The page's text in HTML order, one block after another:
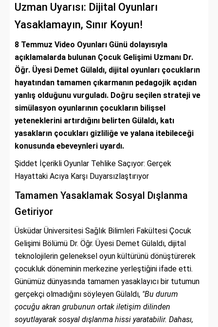
Uzman Uyarısı: Dijital Oyunları
Yasaklamayın, Sınır Koyun!
8 Temmuz Video Oyunları Günü dolayısıyla
açıklamalarda bulunan Çocuk Gelişimi Uzmanı Dr.
Öğr. Üyesi Demet Gülaldı, dijital oyunları çocukların
hayatından tamamen çıkarmanın pedagojik açıdan
yanlış olduğunu vurguladı. Doğru seçilen strateji ve
simülasyon oyunlarının çocukların bilişsel
yeteneklerini artırdığını belirten Gülaldı, katı
yasakların çocukları gizliliğe ve yalana itebileceği
konusunda ebeveynleri uyardı.
Şiddet İçerikli Oyunlar Tehlike Saçıyor: Gerçek
Hayattaki Acıya Karşı Duyarsızlaştırıyor
Tamamen Yasaklamak Sosyal Dışlanma
Getiriyor
Üsküdar Üniversitesi Sağlık Bilimleri Fakültesi Çocuk
Gelişimi Bölümü Dr. Öğr. Üyesi Demet Gülaldı, dijital
teknolojilerin geleneksel oyun kültürünü dönüştürerek
çocukluk döneminin merkezine yerleştiğini ifade etti.
Günümüz dünyasında tamamen yasaklayıcı bir tutumun
gerçekçi olmadığını söyleyen Gülaldı, "Bu durum
çocuğu akran grubunun ortak iletişim dilinden
soyutlayarak sosyal dışlanma hissi yaratabilir. Dahası,